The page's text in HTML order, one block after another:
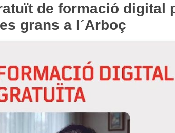
de formació digital
grans a l´Arboç